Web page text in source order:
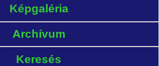
Képgaléria
Archívum
Keresés